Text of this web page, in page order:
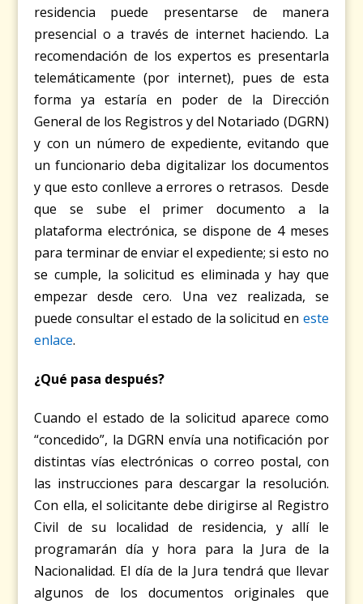
residencia puede presentarse de manera
presencial o a través de internethaciendo. La
recomendación de los expertos es presentarla
telemáticamente (por internet), pues de esta
forma ya estaría en poder de la Dirección
General de los Registros y del Notariado (DGRN)
y con un número de expediente, evitando que
un funcionario deba digitalizar los documentos
y que esto conlleve a errores o retrasos. Desde
que se sube el primer documento a la
plataforma electrónica, se dispone de 4 meses
para terminar de enviar el expediente; si esto no
se cumple, la solicitud es eliminada y hay que
empezar desde cero. Una vez realizada, se
puede consultar el estado de la solicitud en este
enlace.
¿Qué pasa después?
Cuando el estado de la solicitud aparece como
“concedido”, la DGRN envía una notificación por
distintas vías electrónicas o correo postal, con
las instrucciones para descargar la resolución.
Con ella, el solicitante debe dirigirse al Registro
Civil de su localidad de residencia, y allí le
programarán día y hora para la Jura de la
Nacionalidad. El día de la Jura tendrá que llevar
algunos de los documentos originales que